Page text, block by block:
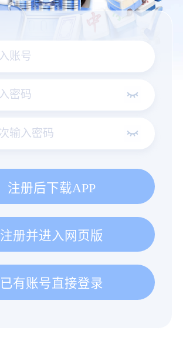
注册后下载APP
注册并进入网页版
已有账号直接登录